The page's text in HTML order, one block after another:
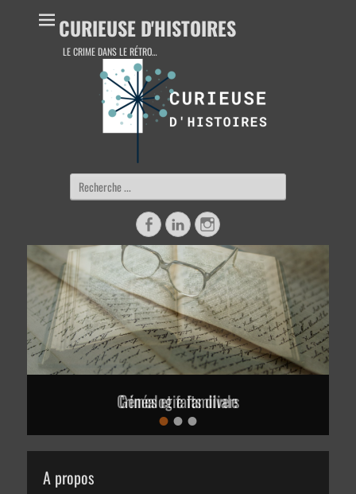
CURIEUSE D'HISTOIRES
LE CRIME DANS LE RÉTRO…
Rechercher :
Facebook
LinkedinInstagram
•••
Crimes et faits divers
le
de
gaelle
Généalogie familiale
le
de
gaelle
A propos